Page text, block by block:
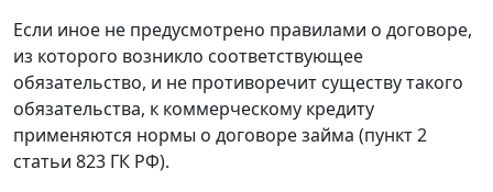
Если иное не предусмотрено правилами о договоре,
из которого возникло соответствующее
обязательство, и не противоречит существу такого
обязательства, к коммерческому кредиту
применяются нормы о договоре займа (пункт 2
статьи 823 ГК РФ).